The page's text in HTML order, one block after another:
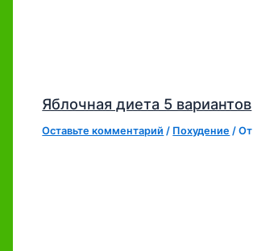
Яблочная диета 5 вариантов
Оставьте комментарий / Похудение / От